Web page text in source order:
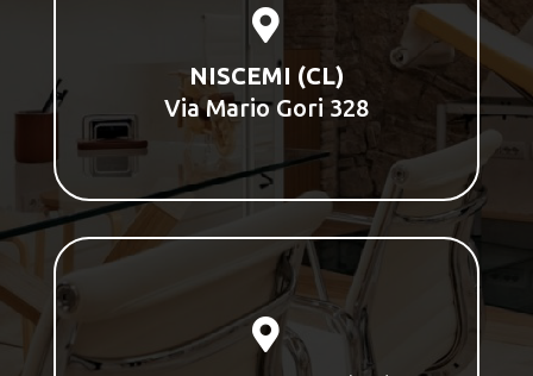

NISCEMI (CL)
Via Mario Gori 328
